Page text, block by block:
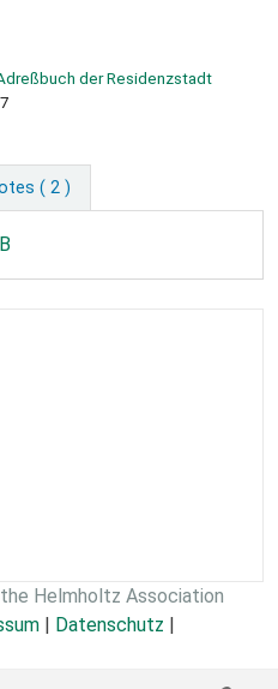
der Residenzstadt
( 2 )
Helmholtz Association
| Datenschutz |